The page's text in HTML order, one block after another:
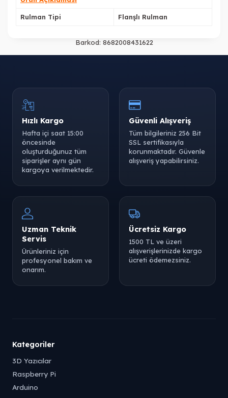
Rulman Tipi Flanşlı Rulman
Barkod: 8682008431622
Hızlı Kargo
Hafta içi saat 15:00
öncesinde
oluşturduğunuz tüm
siparişler aynı gün
kargoya verilmektedir.
Güvenli Alışveriş
Tüm bilgileriniz 256 Bit
SSL sertifikasıyla
korunmaktadır. Güvenle
alışveriş yapabilirsiniz.
Uzman Teknik
Servis
Ürünleriniz için
profesyonel bakım ve
onarım.
Ücretsiz Kargo
1500 TL ve üzeri
alışverişlerinizde kargo
ücreti ödemezsiniz.
Kategoriler
3D Yazıcılar
Raspberry Pi
Arduino